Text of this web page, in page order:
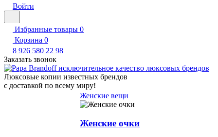
Войти
Избранные товары 0
Корзина 0
8 926 580 22 98
Заказать звонок
Люксовые копии известных брендов
с доставкой по всему миру!
Женские вещи
Женские очки